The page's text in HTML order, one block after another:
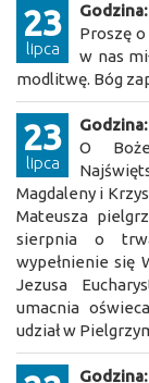
23
lipca
Proszę
w nas
modlitwę. Bóg
23
lipca
O
Magdaleny i
Mateusza
sierpnia o
wypełnienie się
Jezusa
umacnia
udział w